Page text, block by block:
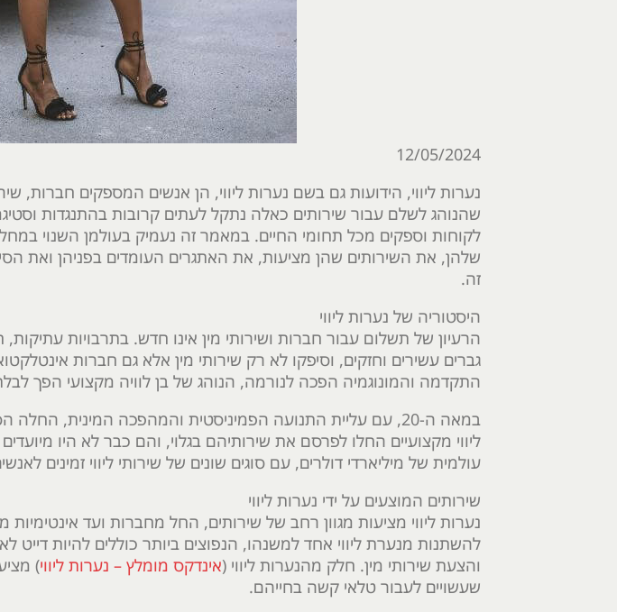
12/05/2024
נערות ליווי, הידועות גם בשם נערות ליווי, הן אנשים המספקים חברות,
שהנוהג לשלם עבור שירותים כאלה נתקל לעתים קרובות בהתנגדות
לקוחות וספקים מכל תחומי החיים. במאמר זה נעמיק בעולמן השנוי
שלהן, את השירותים שהן מציעות, את האתגרים העומדים בפניהן ואת
זה.
היסטוריה של נערות ליווי
הרעיון של תשלום עבור חברות ושירותי מין אינו חדש. בתרבויות
גברים עשירים וחזקים, וסיפקו לא רק שירותי מין אלא גם חברות
התקדמה והמונוגמיה הפכה לנורמה, הנוהג של בן לוויה מקצועי הפך
במאה ה-20, עם עליית התנועה הפמיניסטית והמהפכה המינית,
ליווי מקצועיים החלו לפרסם את שירותיהם בגלוי, והם כבר לא היו
עולמית של מיליארדי דולרים, עם סוגים שונים של שירותי ליווי זמינים
שירותים המוצעים על ידי נערות ליווי
נערות ליווי מציעות מגוון רחב של שירותים, החל מחברות ועד אינטימיות
להשתנות מנערת ליווי אחד למשנהו, הנפוצים ביותר כוללים להיות
והצעת שירותי מין. חלק מהנערות ליווי (אינדקס מומלץ – נערות ליווי)
שעשויים לעבור טלאי קשה בחייהם.